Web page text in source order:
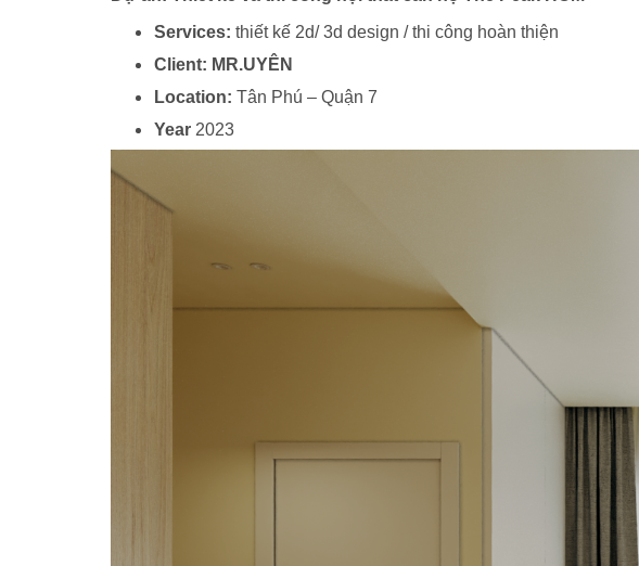
Services: thiết kế 2d/ 3d design / thi công hoàn thiện
Client: MR.UYÊN
Location: Tân Phú – Quận 7
Year 2023